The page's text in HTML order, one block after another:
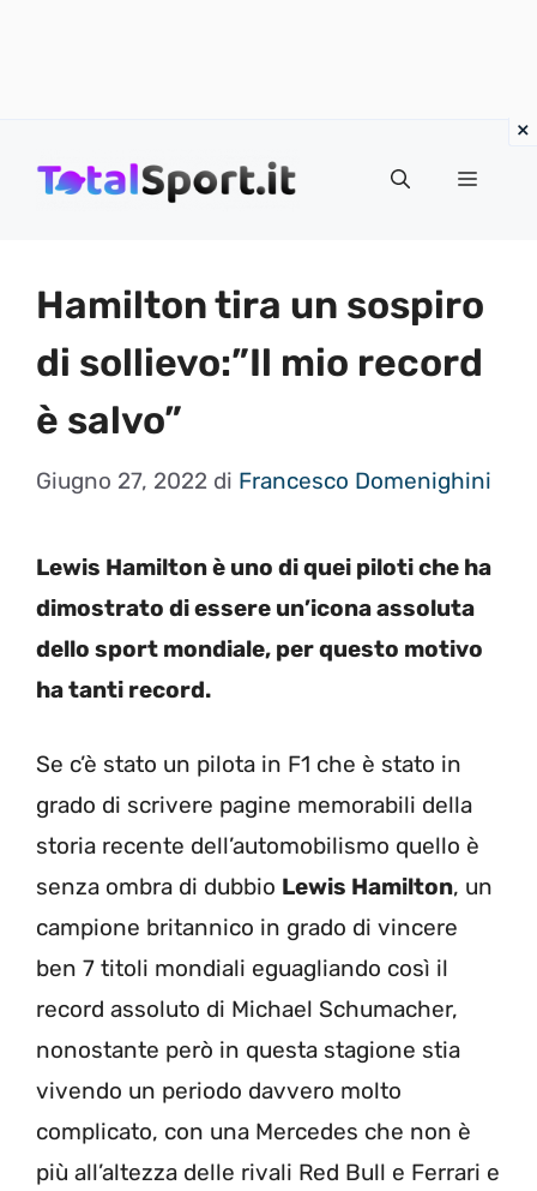
MENU
Hamilton tira un sospiro
di sollievo:”Il mio record
è salvo”
Giugno 27, 2022 di Francesco Domenighini
Lewis Hamilton è uno di quei piloti che ha
dimostrato di essere un’icona assoluta
dello sport mondiale, per questo motivo
ha tanti record.
Se c’è stato un pilota in F1 che è stato in
grado di scrivere pagine memorabili della
storia recente dell’automobilismo quello è
senza ombra di dubbio Lewis Hamilton, un
campione britannico in grado di vincere
ben 7 titoli mondiali eguagliando così il
record assoluto di Michael Schumacher,
nonostante però in questa stagione stia
vivendo un periodo davvero molto
complicato, con una Mercedes che non è
più all’altezza delle rivali Red Bull e Ferrari e